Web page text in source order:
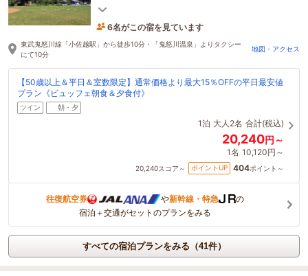
ラオケ・卓球など充実のアイテムをご用意していま
6名がこの宿を見ています
1時間前に予約されました
東武鬼怒川線「小佐越駅」から徒歩10分・「鬼怒川温泉」よりタクシー
にて10分
地図・アクセス
【50歳以上＆平日＆室数限定】通常価格より最大15％OFFの平日最安値
プラン《ビュッフェ朝食＆夕食付》
ツイン 朝・夕
1泊 大人2名 合計(税込)
20,240円～
1名 10,120円～
20,240スコア～ ポイントUP 404ポイント～
往復航空券 や新幹線・特急
の
宿泊＋交通がセットのプランをみる
すべての宿泊プランをみる（41件）